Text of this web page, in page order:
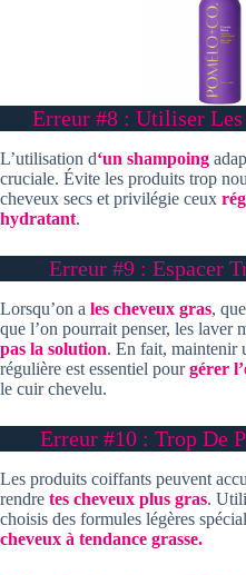
Erreur #8 : Utiliser
L’utilisation d‘un shampoing
cruciale. Évite les produits trop
cheveux secs et privilégie ceux
hydratant.
Erreur #9 : Espacer
Lorsqu’on a les cheveux gras,
que l’on pourrait penser, les laver
pas la solution. En fait, maintenir
régulière est essentiel pourgérer
le cuir chevelu.
Erreur #10 : Trop De
Les produits coiffants peuvent
rendre tes cheveux plus gras.
choisis des formules légères
cheveux à tendance grasse.